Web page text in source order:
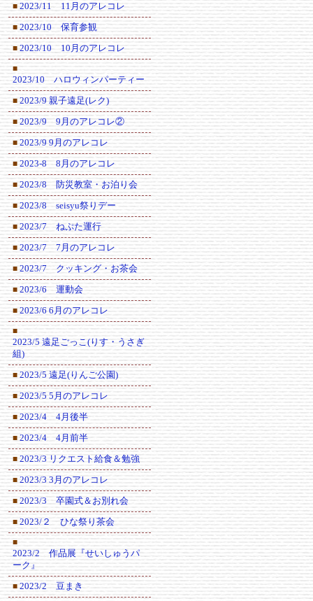
■ 2023/11 11月のアレコレ
■ 2023/10 保育参観
■ 2023/10 10月のアレコレ
■
2023/10 ハロウィンパーティー
■ 2023/9 親子遠足(レク)
■ 2023/9 9月のアレコレ②
■ 2023/9 9月のアレコレ
■ 2023-8 8月のアレコレ
■ 2023/8 防災教室・お泊り会
■ 2023/8 seisyu祭りデー
■ 2023/7 ねぷた運行
■ 2023/7 7月のアレコレ
■ 2023/7 クッキング・お茶会
■ 2023/6 運動会
■ 2023/6 6月のアレコレ
■
2023/5 遠足ごっこ(りす・うさぎ
組)
■ 2023/5 遠足(りんご公園)
■ 2023/5 5月のアレコレ
■ 2023/4 4月後半
■ 2023/4 4月前半
■ 2023/3 リクエスト給食＆勉強
■ 2023/3 3月のアレコレ
■ 2023/3 卒園式＆お別れ会
■ 2023/２ ひな祭り茶会
■
2023/2 作品展『せいしゅうパ
ーク』
■ 2023/2 豆まき